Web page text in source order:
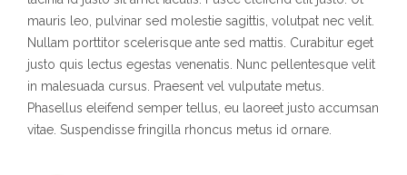
mauris leo, pulvinar sed molestie sagittis, volutpat nec velit.
Nullam porttitor scelerisque ante sed mattis. Curabitur eget
justo quis lectus egestas venenatis. Nunc pellentesque velit
in malesuada cursus. Praesent vel vulputate metus.
Phasellus eleifend semper tellus, eu laoreet justo accumsan
vitae. Suspendisse fringilla rhoncus metus id ornare.